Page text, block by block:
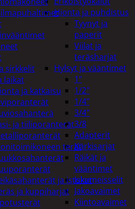
Hionta ja puhdistus
Tyynyt ja
paperit
Viilat ja
teräsharjat
Hylsyt ja vääntimet
1"
1/2"
1/4"
3/4"
3/8
Adapterit
Kärkisarjat
Räikät ja
vääntimet
Iskumeisselit
Jakoavaimet
Kiintoavaimet
sirkkelit
laikat
ja katkaisu
ja tiiliporanterät
terät
ja istukat
ja kuppiharjat